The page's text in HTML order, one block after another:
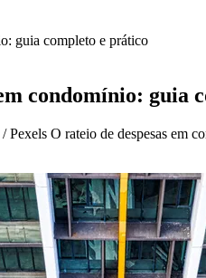
guia completo e prático
condomínio: guia
O rateio de despesas em